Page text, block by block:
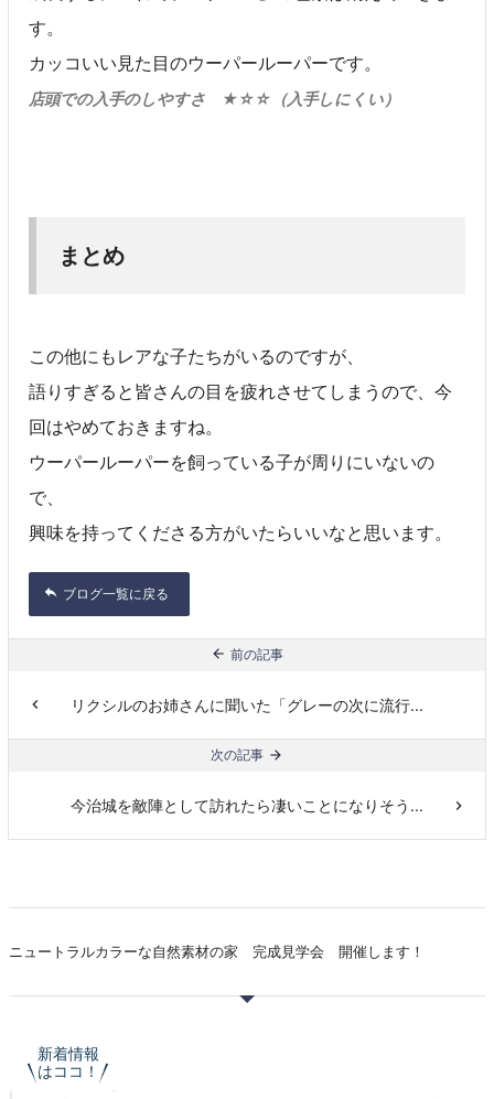
す。
カッコいい見た目のウーパールーパーです。
店頭での入手のしやすさ ★☆☆（入手しにくい）
まとめ
この他にもレアな子たちがいるのですが、
語りすぎると皆さんの目を疲れさせてしまうので、今
回はやめておきますね。
ウーパールーパーを飼っている子が周りにいないの
で、
興味を持ってくださる方がいたらいいなと思います。
ブログ一覧に戻る
前の記事
リクシルのお姉さんに聞いた「グレーの次に流行...
次の記事
今治城を敵陣として訪れたら凄いことになりそう...
ニュートラルカラーな自然素材の家 完成見学会 開催します！
新着情報
はココ！